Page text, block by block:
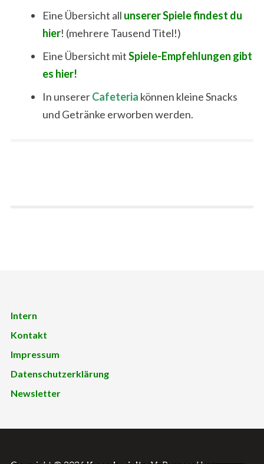
Eine Übersicht all unserer Spiele findest du
hier! (mehrere Tausend Titel!)
Eine Übersicht mitSpiele-Empfehlungen gibt
es hier!
In unsererCafeteria können kleine Snacks
und Getränke erworben werden.
Intern
Kontakt
Impressum
Datenschutzerklärung
Newsletter